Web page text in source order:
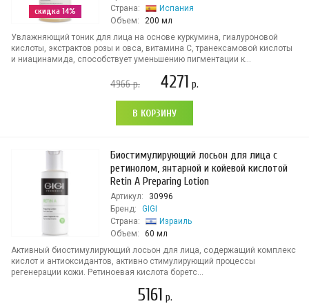
скидка 14%
Страна:
Испания
Объем:
200 мл
Увлажняющий тоник для лица на основе куркумина, гиалуроновой
кислоты, экстрактов розы и овса, витамина С, транексамовой кислоты
и ниацинамида, способствует уменьшению пигментации к...
4966р. 4271 р.
В КОРЗИНУ
Биостимулирующий лосьон для лица с
ретинолом, янтарной и койевой кислотой
Retin A Preparing Lotion
Артикул:
30996
Бренд:
GIGI
Страна:
Израиль
Объем:
60 мл
Активный биостимулирующий лосьон для лица, содержащий комплекс
кислот и антиоксидантов, активно стимулирующий процессы
регенерации кожи. Ретиноевая кислота боретс...
5161 р.